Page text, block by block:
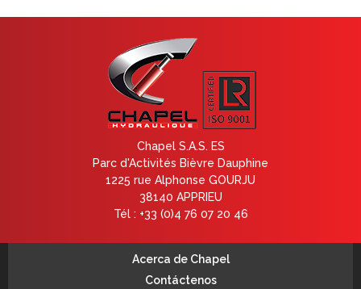
Chapel S.A.S. ES
Parc d'Activités Bièvre Dauphine
1225 rue Alphonse GOURJU
38140 APPRIEU
Tél : +33 (0)4 76 07 20 46
Acerca de Chapel
Contáctenos